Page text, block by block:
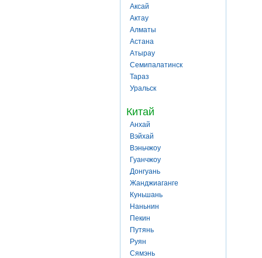
Аксай
Актау
Алматы
Астана
Атырау
Семипалатинск
Тараз
Уральск
Китай
Анхай
Вэйхай
Вэньчжоу
Гуанчжоу
Донгуань
Жанджиаганге
Куньшань
Наньнин
Пекин
Путянь
Руян
Сямэнь